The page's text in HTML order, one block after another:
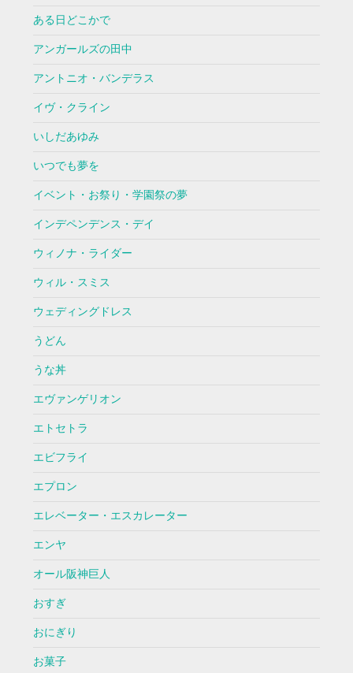
ある日どこかで
アンガールズの田中
アントニオ・バンデラス
イヴ・クライン
いしだあゆみ
いつでも夢を
イベント・お祭り・学園祭の夢
インデペンデンス・デイ
ウィノナ・ライダー
ウィル・スミス
ウェディングドレス
うどん
うな丼
エヴァンゲリオン
エトセトラ
エビフライ
エプロン
エレベーター・エスカレーター
エンヤ
オール阪神巨人
おすぎ
おにぎり
お菓子